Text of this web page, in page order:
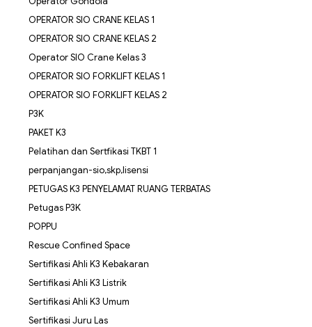
OPERATOR SIO CRANE KELAS 1
OPERATOR SIO CRANE KELAS 2
Operator SIO Crane Kelas 3
OPERATOR SIO FORKLIFT KELAS 1
OPERATOR SIO FORKLIFT KELAS 2
P3K
PAKET K3
Pelatihan dan Sertfikasi TKBT 1
perpanjangan-sio,skp,lisensi
PETUGAS K3 PENYELAMAT RUANG TERBATAS
Petugas P3K
POPPU
Rescue Confined Space
Sertifikasi Ahli K3 Kebakaran
Sertifikasi Ahli K3 Listrik
Sertifikasi Ahli K3 Umum
Sertifikasi Juru Las